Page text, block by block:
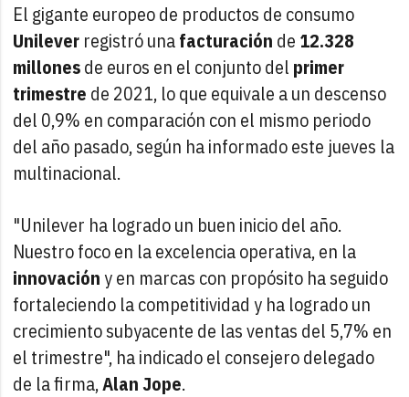
El gigante europeo de productos de consumo
Unilever registró unafacturación de 12.328
millonesde euros en el conjunto del primer
trimestre de 2021, lo que equivale a un descenso
del 0,9% en comparación con el mismo periodo
del año pasado, según ha informado este jueves la
multinacional.
"Unilever ha logrado un buen inicio del año.
Nuestro foco en la excelencia operativa, en la
innovacióny en marcas con propósito ha seguido
fortaleciendo la competitividad y ha logrado un
crecimiento subyacente de las ventas del 5,7% en
el trimestre", ha indicado el consejero delegado
de la firma,Alan Jope.